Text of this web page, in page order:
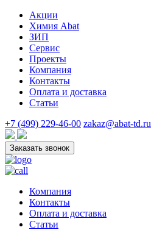
Акции
Химия Abat
ЗИП
Сервис
Проекты
Компания
Контакты
Оплата и доставка
Статьи
+7 (499) 229-46-00 zakaz@abat-td.ru
Заказать звонок
Компания
Контакты
Оплата и доставка
Статьи